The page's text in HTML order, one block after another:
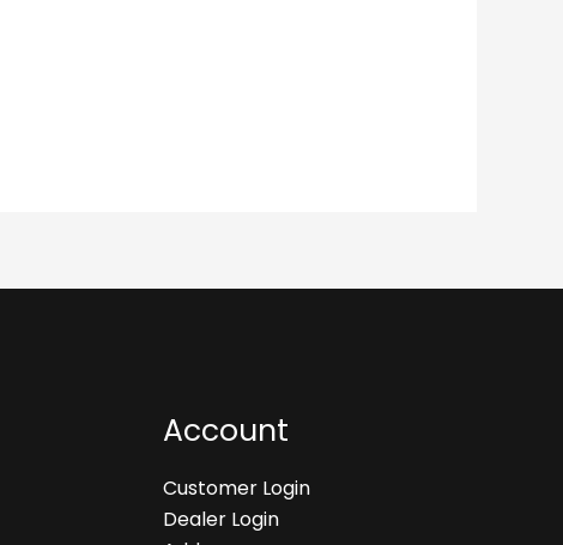
Account
Customer Login
Dealer Login